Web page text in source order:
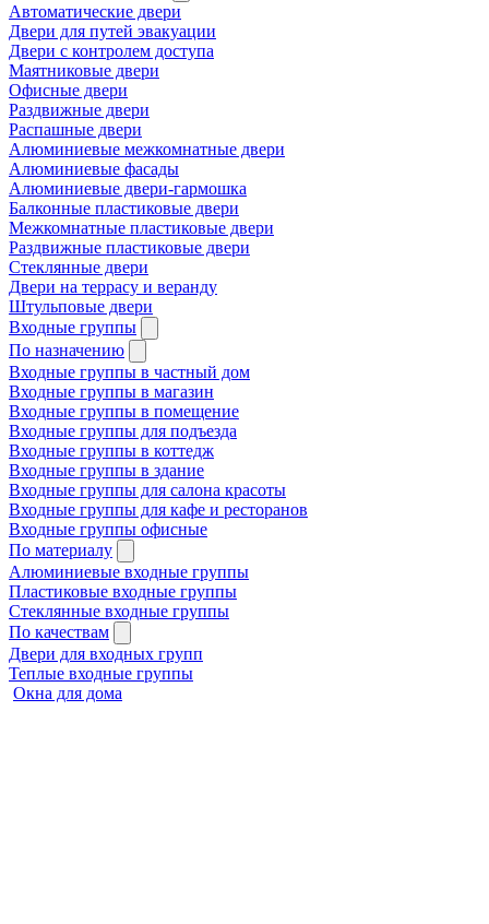
Автоматические двери
Двери для путей эвакуации
Двери с контролем доступа
Маятниковые двери
Офисные двери
Раздвижные двери
Распашные двери
Алюминиевые межкомнатные двери
Алюминиевые фасады
Алюминиевые двери-гармошка
Балконные пластиковые двери
Межкомнатные пластиковые двери
Раздвижные пластиковые двери
Стеклянные двери
Двери на террасу и веранду
Штульповые двери
Входные группы
По назначению
Входные группы в частный дом
Входные группы в магазин
Входные группы в помещение
Входные группы для подъезда
Входные группы в коттедж
Входные группы в здание
Входные группы для салона красоты
Входные группы для кафе и ресторанов
Входные группы офисные
По материалу
Алюминиевые входные группы
Пластиковые входные группы
Стеклянные входные группы
По качествам
Двери для входных групп
Теплые входные группы
Окна для дома